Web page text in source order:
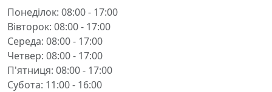
Понеділок: 08:00 - 17:00
Вівторок: 08:00 - 17:00
Середа: 08:00 - 17:00
Четвер: 08:00 - 17:00
П'ятниця: 08:00 - 17:00
Субота: 11:00 - 16:00